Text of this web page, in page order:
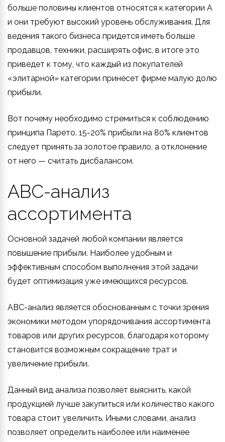
больше половины клиентов относятся к категории А
и они требуют высокий уровень обслуживания. Для
ведения такого бизнеса придется иметь больше
продавцов, техники, расширять офис, в итоге это
приведет к тому, что каждый из покупателей
«элитарной» категории принесет фирме малую долю
прибыли.
Вот почему необходимо стремиться к соблюдению
принципа Парето. 15-20% прибыли на 80% клиентов
следует принять за золотое правило, а отклонение
от него — считать дисбалансом.
ABC-анализ
ассортимента
Основной задачей любой компании является
повышение прибыли. Наиболее удобным и
эффективным способом выполнения этой задачи
будет оптимизация уже имеющихся ресурсов.
ABC-анализ является обоснованным с точки зрения
экономики методом упорядочивания ассортимента
товаров или других ресурсов, благодаря которому
становится возможным сокращение трат и
увеличение прибыли.
Данный вид анализа позволяет выяснить, какой
продукцией лучше закупиться или количество какого
товара стоит увеличить. Иными словами, анализ
позволяет определить наиболее или наименее